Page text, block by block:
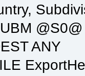
@S0@
ANY